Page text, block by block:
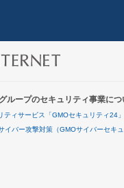
ループのセキュリティ事業につ
ティサービス「GMOセキュリティ24」
イバー攻撃対策（GMOサイバーセキ